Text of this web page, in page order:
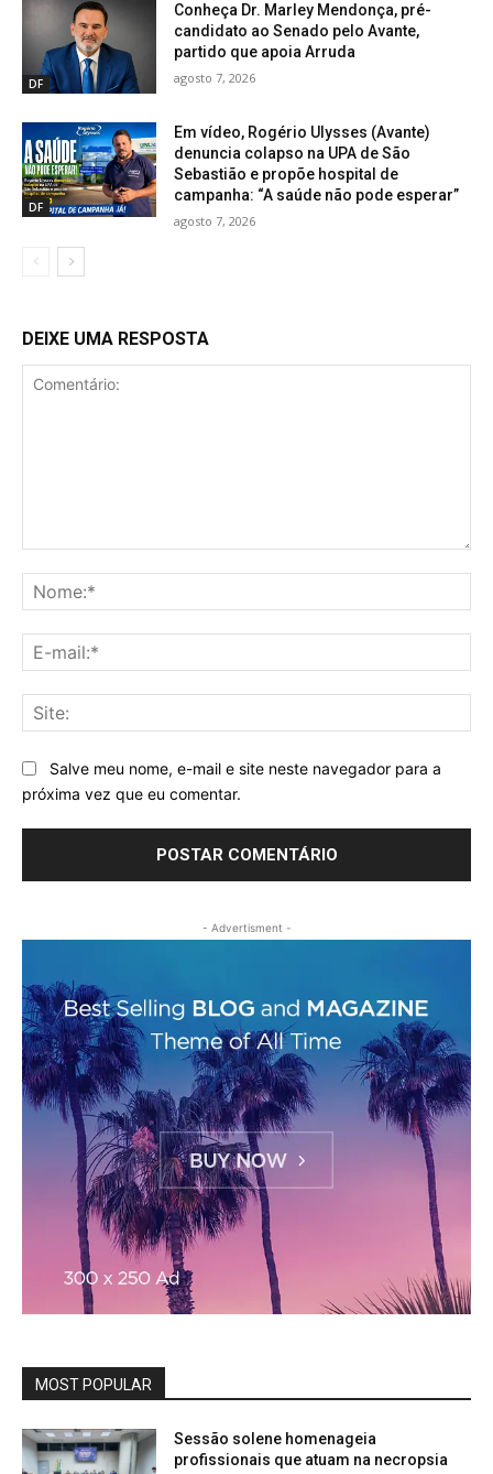
DF
Conheça Dr. Marley Mendonça, pré-
candidato ao Senado pelo Avante,
partido que apoia Arruda
agosto 7, 2026
DF
Em vídeo, Rogério Ulysses (Avante)
denuncia colapso na UPA de São
Sebastião e propõe hospital de
campanha: “A saúde não pode esperar”
agosto 7, 2026
DEIXE UMA RESPOSTA
Salve meu nome, e-mail e site neste navegador para a
próxima vez que eu comentar.
- Advertisment -
MOST POPULAR
Sessão solene homenageia
profissionais que atuam na necropsia